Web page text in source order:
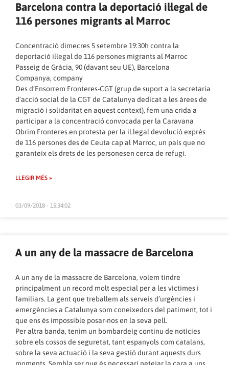
Barcelona contra la deportació il·legal de
116 persones migrants al Marroc
Concentració dimecres 5 setembre 19:30h contra la
deportació il·legal de 116 persones migrants al Marroc
Passeig de Gràcia, 90 (davant seu UE), Barcelona
Companya, company
Des d’Ensorrem Fronteres-CGT (grup de suport a la secretaria
d’acció social de la CGT de Catalunya dedicat a les àrees de
migració i solidaritat en aquest context), fem una crida a
participar a la concentració convocada per la Caravana
Obrim Fronteres en protesta per la il.legal devolució exprés
de 116 persones des de Ceuta cap al Marroc, un país que no
garanteix els drets de les personesen cerca de refugi.
LLEGIR MÉS »
03/09/2018 - 15:34:02
A un any de la massacre de Barcelona
A un any de la massacre de Barcelona, volem tindre
principalment un record molt especial per a les víctimes i
familiars. La gent que treballem als serveis d’urgències i
emergències a Catalunya som coneixedors del patiment, tot i
que ens és impossible posar-nos en la seva pell.
Per altra banda, tenim un bombardeig continu de notícies
sobre els cossos de seguretat, tant espanyols com catalans,
sobre la seva actuació i la seva gestió durant aquests durs